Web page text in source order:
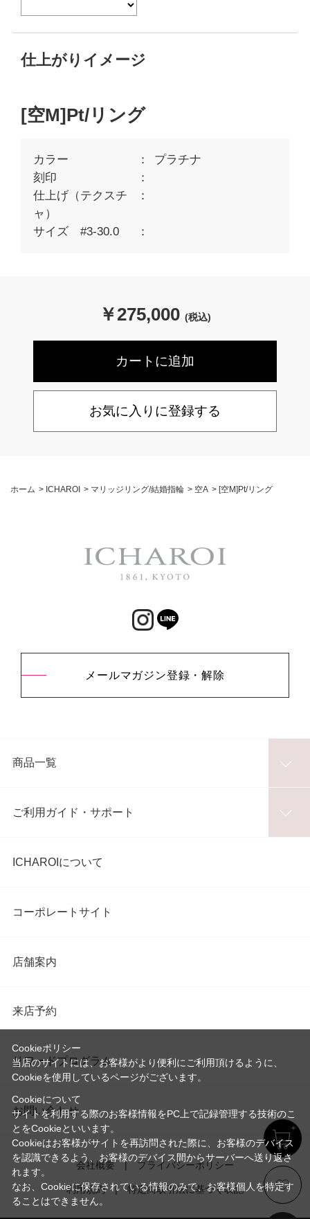
仕上がりイメージ
[空M]Pt/リング
カラー
プラチナ
刻印
仕上げ（テクスチ
ャ）
サイズ #3-30.0
￥275,000 (税込)
お気に入りに登録する
ホーム > ICHAROI > マリッジリング/結婚指輪 > 空A > [空M]Pt/リング
メールマガジン登録・解除
商品一覧
ご利用ガイド・サポート
ICHAROIについて
コーポレートサイト
店舗案内
来店予約
リワードプログラム
お問い合わせ
会社概要 プライバシーポリシー
利用規約 特定商取引法に基づく表記
Cookieポリシー
当店のサイトには、お客様がより便利にご利用頂けるように、
Cookieを使用しているページがございます。
Cookieについて
サイトを利用する際のお客様情報をPC上で記録管理する技術のこ
とをCookieといいます。
Cookieはお客様がサイトを再訪問された際に、お客様のデバイス
を認識できるよう、お客様のデバイス間からサーバーへ送り返さ
れます。
なお、Cookieに保存されている情報のみで、お客様個人を特定す
ることはできません。